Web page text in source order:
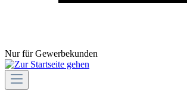
Nur für Gewerbekunden